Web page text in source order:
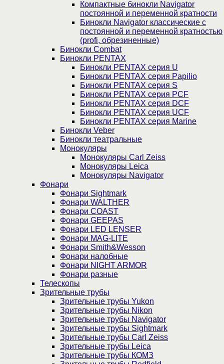
Компактные бинокли Navigator
постоянной и переменной кратности
Бинокли Navigator классические с
постоянной и переменной кратностью
(profi, обрезиненные)
Бинокли Combat
Бинокли PENTAX
Бинокли PENTAX серия U
Бинокли PENTAX серия Papilio
Бинокли PENTAX серия S
Бинокли PENTAX серия PCF
Бинокли PENTAX серия DCF
Бинокли PENTAX серия UCF
Бинокли PENTAX серия Marine
Бинокли Veber
Бинокли театральные
Монокуляры
Монокуляры Carl Zeiss
Монокуляры Leica
Монокуляры Navigator
Фонари
Фонари Sightmark
Фонари WALTHER
Фонари COAST
Фонари GEEPAS
Фонари LED LENSER
Фонари MAG-LITE
Фонари Smith&Wesson
Фонари налобные
Фонари NIGHT ARMOR
Фонари разные
Телескопы
Зрительные трубы
Зрительные трубы Yukon
Зрительные трубы Nikon
Зрительные трубы Navigator
Зрительные трубы Sightmark
Зрительные трубы Carl Zeiss
Зрительные трубы Leica
Зрительные трубы КОМЗ